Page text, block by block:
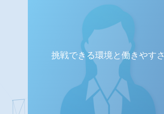
挑戦できる環境と働きやすさ